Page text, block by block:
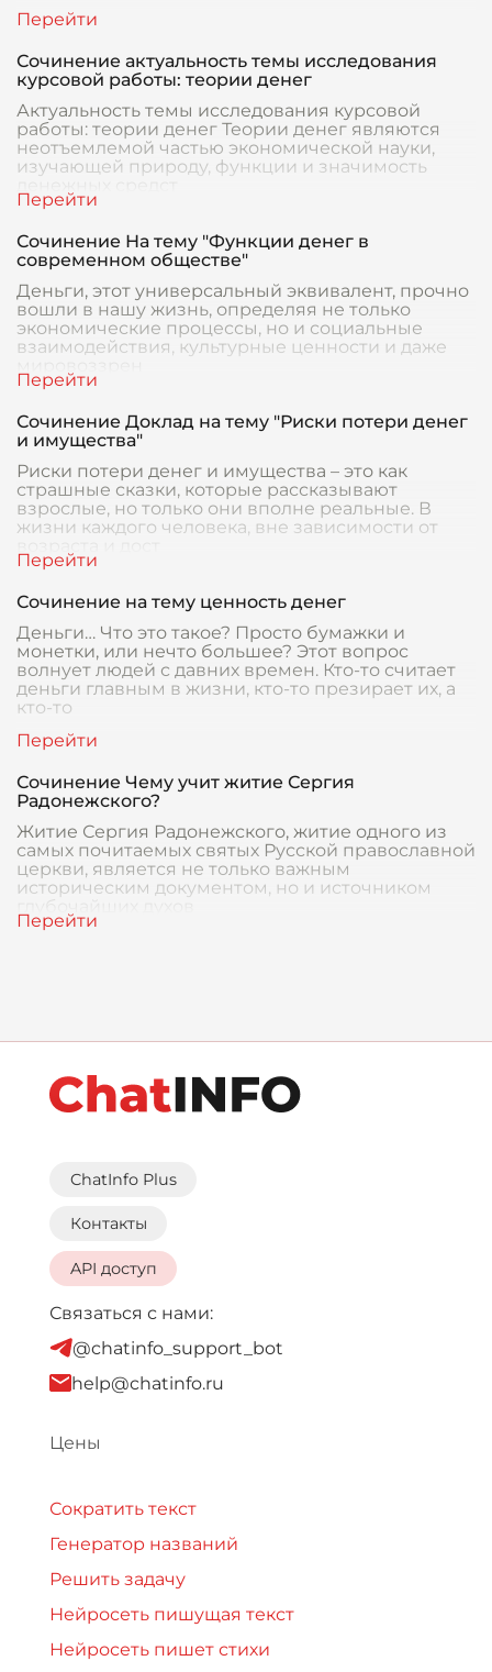
Сочинение актуальность темы исследования
курсовой работы: теории денег
Актуальность темы исследования курсовой
работы: теории денег Теории денег являются
неотъемлемой частью экономической науки,
изучающей природу, функции и значимость
Сочинение На тему "Функции денег в
современном обществе"
Деньги, этот универсальный эквивалент, прочно
вошли в нашу жизнь, определяя не только
экономические процессы, но и социальные
взаимодействия, культурные ценности и даже
Сочинение Доклад на тему "Риски потери денег
и имущества"
Риски потери денег и имущества – это как
страшные сказки, которые рассказывают
взрослые, но только они вполне реальные. В
жизни каждого человека, вне зависимости от
Сочинение на тему ценность денег
Деньги… Что это такое? Просто бумажки и
монетки, или нечто большее? Этот вопрос
волнует людей с давних времен. Кто-то считает
деньги главным в жизни, кто-то презирает их, а
кто-то
Сочинение Чему учит житие Сергия
Радонежского?
Житие Сергия Радонежского, житие одного из
самых почитаемых святых Русской православной
церкви, является не только важным
историческим документом, но и источником
глубочайших духов
ChatInfo Plus
Контакты
API доступ
Связаться с нами:
@chatinfo_support_bot
help@chatinfo.ru
Цены
Сократить текст
Генератор названий
Решить задачу
Нейросеть пишущая текст
Нейросеть пишет стихи